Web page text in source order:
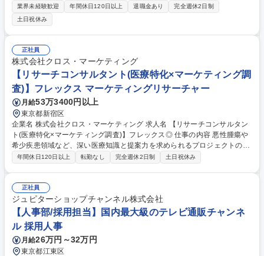
案頂きます。顧客（機械工具販売店）のニーズをヒアリングし、新商品の
PRや各メーカーの期間ごとに行われる販促企画の 説明等最適な商品の提
案を行って頂きます。※飛び込み営業はございません。【詳細】課題解決
（製品改善・価格・納期）の提案や、地域の主要顧客向け展示会への出展
も実施。定期購入品が多く、PCでの在庫管理も重要です。【担当顧客
数】30～40社ほどの販売店様を担当し、週に15社ほどの対面訪問を行
い、ニーズや困りごとを確認します。担当のお客様はエリアで決まってお
り、日帰りで対応できる距離になります。 募集職種 【岡山/ルート営業】
スタンダード市場/年休128日/残業平均20H/創業80年◎
業界未経験歓迎 年間休日120日以上 退職金あり
完全週休2日制
土日祝休み
正社員
株式会社クロス・マーケティング
【リサーチコンサルタント(医療特化×マーケティング調
査)】フレックス マーケティングリサーチャー
月給53万3400円以上
東京都新宿区
企業名 株式会社クロス・マーケティング 求人名 【リサーチコンサルタン
ト(医療特化×マーケティング調査)】フレックス◎ 仕事の内容 悪性腫瘍や
希少疾患領域など、深い医療知識と提案力を求められるプロジェクトのニ
ーズが高まっており、今後予想される医療分野でのプライマリーリサーチ
社の未病/予防、創薬・開発研究、状態・把握診断、治療選択、治療、予後
管理のバリューチェーンにおいて、市場調査の企画設計、調査票／ディス
カッションガイドの作成、調査プロジェクト運営や調査結果の分析やアク
ションへの提言をお任せします。医療分野に携われる仕事でWLBを保ちな
がら長期就業が可能な環境です！ 募集職種 【リサーチコンサルタント(医
療特化×マーケティング調査)】フレックス◎
年間休日120日以上 転勤なし 完全週休2日制 土日祝休み
正社員
ジュピターショップチャンネル株式会社
【人事部/採用担当】国内最大級のテレビ通販チャンネ
ル 採用人事
月給26万円～32万円
東京都江東区